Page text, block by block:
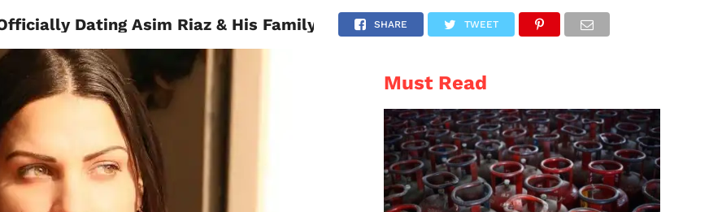
SPORTS SCIENCE POLITICS INTERNATIONAL ENTERTAINMENT
Dating Asim Riaz & His Family Has Given Them Consent
SHARE TWEET
Must Read